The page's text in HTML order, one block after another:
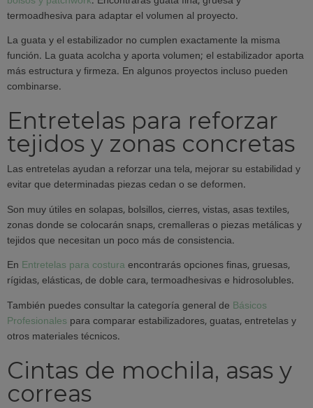
termoadhesiva para adaptar el volumen al proyecto.
La guata y el estabilizador no cumplen exactamente la misma
función. La guata acolcha y aporta volumen; el estabilizador aporta
más estructura y firmeza. En algunos proyectos incluso pueden
combinarse.
Entretelas para reforzar
tejidos y zonas concretas
Las entretelas ayudan a reforzar una tela, mejorar su estabilidad y
evitar que determinadas piezas cedan o se deformen.
Son muy útiles en solapas, bolsillos, cierres, vistas, asas textiles,
zonas donde se colocarán snaps, cremalleras o piezas metálicas y
tejidos que necesitan un poco más de consistencia.
En Entretelas para costuraencontrarás opciones finas, gruesas,
rígidas, elásticas, de doble cara, termoadhesivas e hidrosolubles.
También puedes consultar la categoría general de Básicos
Profesionales para comparar estabilizadores, guatas, entretelas y
otros materiales técnicos.
Cintas de mochila, asas y
correas